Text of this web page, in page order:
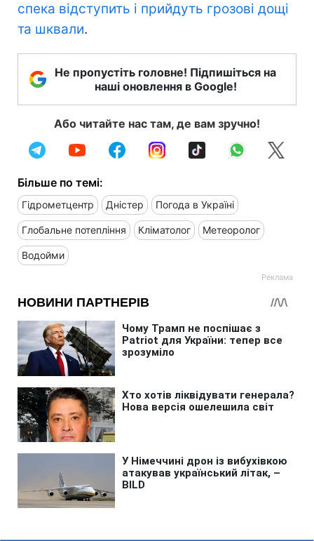
спека відступить і прийдуть грозові дощі
та шквали.
Не пропустіть головне! Підпишіться на
наші оновлення в Google!
Або читайте нас там, де вам зручно!
Більше по темі:
Гідрометцентр Дністер Погода в Україні
Глобальне потепління Кліматолог Метеоролог
Водойми